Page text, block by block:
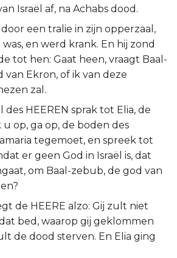
Israël af, na Achabs dood.
door een tralie in zijn opperzaal,
was, en werd krank. En hij zond
tot hen: Gaat heen, vraagt Baal-
van Ekron, of ik van deze
zal.
des HEEREN sprak tot Elia, de
u op, ga op, de boden des
tegemoet, en spreek tot
er geen God in Israël is, dat
om Baal-zebub, de god van
de HEERE alzo: Gij zult niet
bed, waarop gij geklommen
de dood sterven. En Elia ging